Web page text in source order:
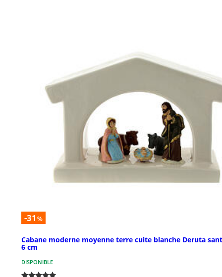
-31 %
Cabane moderne moyenne terre cuite blanche Deruta
6 cm
DISPONIBLE